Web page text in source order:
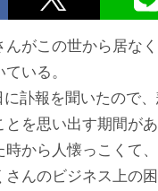
がこの世から居なく
いる。
に訃報を聞いたので
とを思い出す期間があ
時から人懐っこくて
さんのビジネス上の